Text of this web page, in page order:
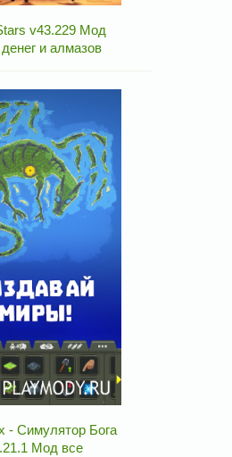
v43.229 Мод
и алмазов
- Симулятор Бога
Мод все